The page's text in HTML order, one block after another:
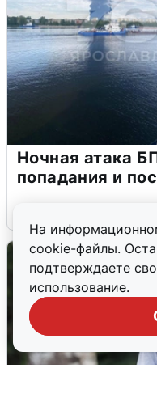
На
cookie-файлы.
подтверждаете
использование.
Ночная атака
попадания и